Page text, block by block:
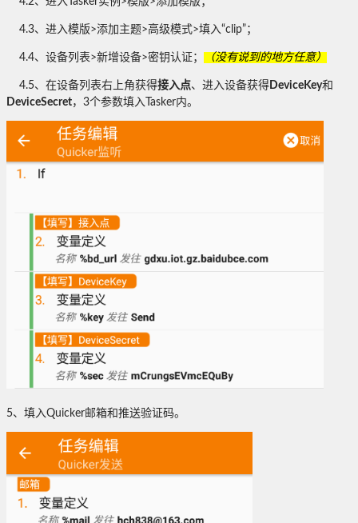
4.3、进入模版>添加主题>高级模式>填入“clip”；
4.4、设备列表>新增设备>密钥认证； （没有说到的地方任意）
4.5、在设备列表右上角获得接入点、进入设备获得 DeviceKey和
DeviceSecret，3个参数填入Tasker内。
5、填入Quicker邮箱和推送验证码。